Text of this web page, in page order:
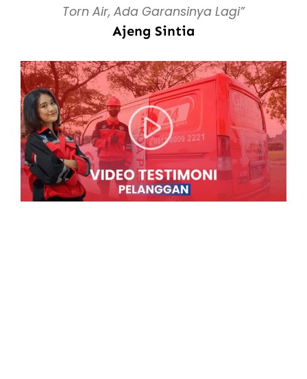
Torn Air, Ada Garansinya Lagi”
Ajeng Sintia